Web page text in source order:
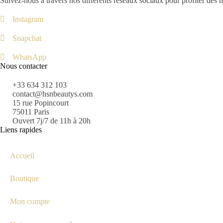
Instagram
Snapchat
WhatsApp
Nous contacter
+33 634 312 103
contact@hsnbeautys.com
15 rue Popincourt
75011 Paris
Ouvert 7j/7 de 11h à 20h
Liens rapides
Accueil
Boutique
Mon compte